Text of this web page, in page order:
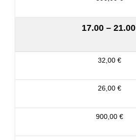
17.00 – 21.00
32,00 €
26,00 €
900,00 €